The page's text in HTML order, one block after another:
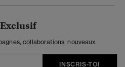
collaborations, nouveaux
INSCRIS-TOI